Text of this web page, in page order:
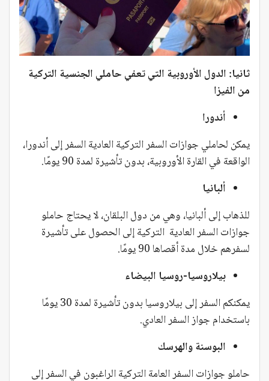
ثانيا: الدول الأوروبية التي تعفي حاملي الجنسية التركية
من الفيزا
أندورا
يمكن لحاملي جوازات السفر التركية العادية السفر إلى أندورا،
الواقعة في القارة الأوروبية، بدون تأشيرة لمدة 90 يومًا.
ألبانيا
للذهاب إلى ألبانيا، وهي من دول البلقان، لا يحتاج حاملو
جوازات السفر العادية التركية إلى الحصول على تأشيرة
لسفرهم خلال مدة أقصاها 90 يومًا.
بيلاروسيا-روسيا البيضاء
يمكنكم السفر إلى بيلاروسيا بدون تأشيرة لمدة 30 يومًا
باستخدام جواز السفر العادي.
البوسنة والهرسك
حاملو جوازات السفر العامة التركية الراغبون في السفر إلى